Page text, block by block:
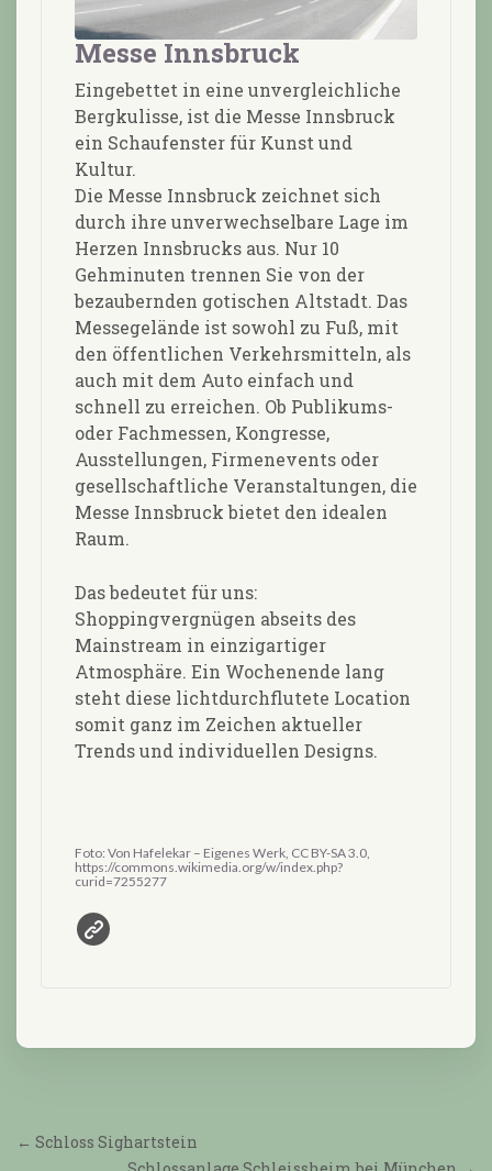
Messe Innsbruck
Eingebettet in eine unvergleichliche
Bergkulisse, ist die Messe Innsbruck
ein Schaufenster für Kunst und
Kultur.
Die Messe Innsbruck zeichnet sich
durch ihre unverwechselbare Lage im
Herzen Innsbrucks aus. Nur 10
Gehminuten trennen Sie von der
bezaubernden gotischen Altstadt. Das
Messegelände ist sowohl zu Fuß, mit
den öffentlichen Verkehrsmitteln, als
auch mit dem Auto einfach und
schnell zu erreichen. Ob Publikums-
oder Fachmessen, Kongresse,
Ausstellungen, Firmenevents oder
gesellschaftliche Veranstaltungen, die
Messe Innsbruck bietet den idealen
Raum.
Das bedeutet für uns:
Shoppingvergnügen abseits des
Mainstream in einzigartiger
Atmosphäre. Ein Wochenende lang
steht diese lichtdurchflutete Location
somit ganz im Zeichen aktueller
Trends und individuellen Designs.
Foto: Von Hafelekar – Eigenes Werk, CC BY-SA 3.0,
https://commons.wikimedia.org/w/index.php?
curid=7255277
← Schloss Sighartstein